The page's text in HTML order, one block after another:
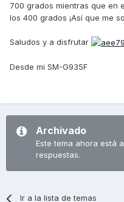
700 grados mientras que en
los 400 grados ¡Así que me
Saludos y a disfrutar
Desde mi SM-G935F
Archivado
Este tema ahora está
respuestas.
Ir a la lista de temas